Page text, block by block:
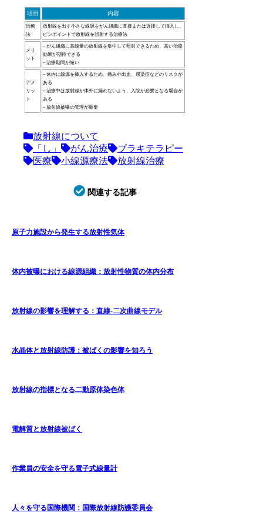
項目 内容
治療
法
放射線を出す小さな線源をがん組織に直接または近接して挿入し、
ピンポイントで放射線を照射する治療法
メリ
ット
– がん組織に高線量の放射線を集中して照射できるため、高い治療
効果が期待できる
– 治療期間が短い
デメ
リッ
ト
– 体内に線源を挿入するため、痛みや出血、感染症などのリスクが
ある
– 治療中は放射線が体外に漏れないよう、入院が必要となる場合が
ある
– 放射線被曝の管理が重要
放射線について
「し」
がん治療
ブラキテラピー
医療
小線源療法 放射線治療
関連する記事
原子力施設から発生する放射性気体
体内被曝における線源組織：放射性物質の体内分布
放射線の影響を理解する：直線-二次曲線モデル
水晶体と放射線防護：被ばくの影響を知ろう
放射線の指標となる二動原体染色体
電解質と放射線被ばく
作業員の安全を守る電子式線量計
人々を守る国際機関：国際放射線防護委員会